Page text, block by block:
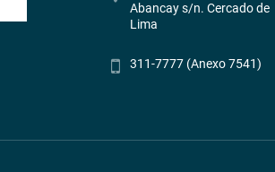
Abancay s/n. Cercado de
Lima
311-7777 (Anexo 7541)